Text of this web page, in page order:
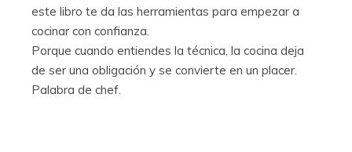
este libro te da las herramientas para empezar a
cocinar con confianza.
Porque cuando entiendes la técnica, la cocina deja
de ser una obligación y se convierte en un placer.
Palabra de chef.